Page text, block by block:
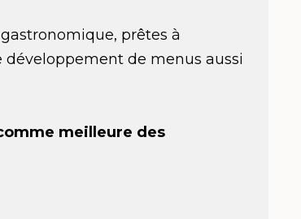
prêtes à
développement de menus aussi
meilleure des